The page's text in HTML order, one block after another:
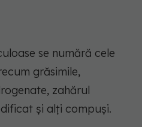
se numără cele
grăsimile,
zahărul
și alți compuși.